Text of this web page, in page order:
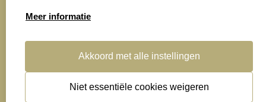
handleidingen
Meer informatie
Akkoord met alle instellingen
Niet essentiële cookies weigeren